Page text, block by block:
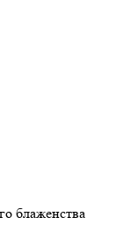
блаженства